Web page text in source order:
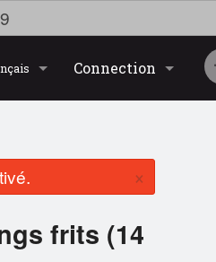
Connection
×
frits (14